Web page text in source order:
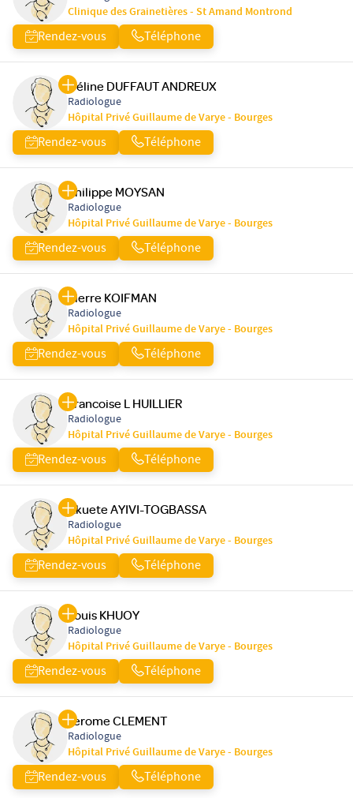
Clinique des Grainetières - St Amand Montrond
Rendez-vous Téléphone
Céline DUFFAUT ANDREUX
Radiologue
Hôpital Privé Guillaume de Varye - Bourges
Rendez-vous Téléphone
Philippe MOYSAN
Radiologue
Hôpital Privé Guillaume de Varye - Bourges
Rendez-vous Téléphone
Pierre KOIFMAN
Radiologue
Hôpital Privé Guillaume de Varye - Bourges
Rendez-vous Téléphone
Francoise L HUILLIER
Radiologue
Hôpital Privé Guillaume de Varye - Bourges
Rendez-vous Téléphone
Akuete AYIVI-TOGBASSA
Radiologue
Hôpital Privé Guillaume de Varye - Bourges
Rendez-vous Téléphone
Louis KHUOY
Radiologue
Hôpital Privé Guillaume de Varye - Bourges
Rendez-vous Téléphone
Jerome CLEMENT
Radiologue
Hôpital Privé Guillaume de Varye - Bourges
Rendez-vous Téléphone